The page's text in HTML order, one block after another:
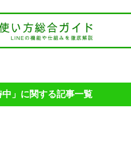
」に関する記事一覧